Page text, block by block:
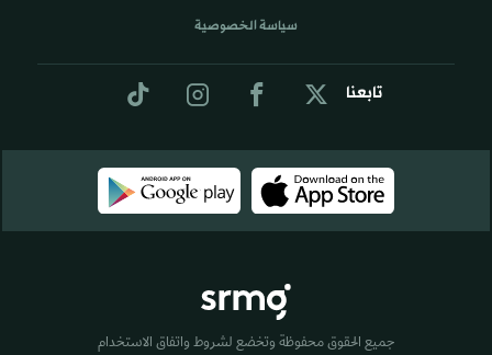
تابعنا
سياسة الخصوصية
جميع الحقوق محفوظة وتخضع لشروط واتفاق الاستخدام